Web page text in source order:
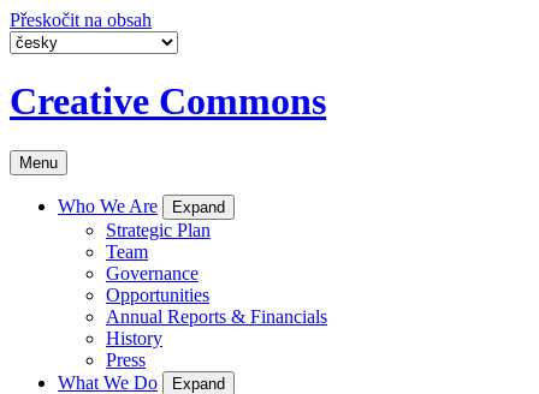
Přeskočit na obsah
Creative Commons
Menu
Who We Are Expand
Strategic Plan
Team
Governance
Opportunities
Annual Reports & Financials
History
Press
What We Do
Expand